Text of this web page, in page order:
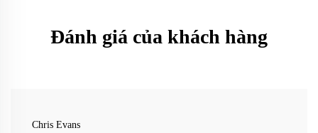
Đánh giá của khách hàng
Chris Evans